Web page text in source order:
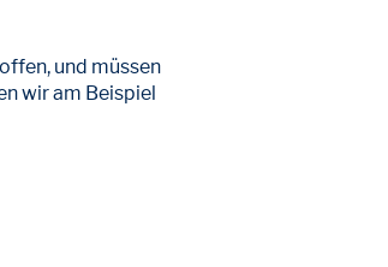
und müssen
wir am Beispiel